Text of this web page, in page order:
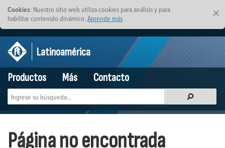
×
Cookies: Nuestro sitio web utiliza cookies para análisis y para
habilitar contenido dinámico. Aprende más
Latinoamérica
Productos
Más Contacto
Página no encontrada